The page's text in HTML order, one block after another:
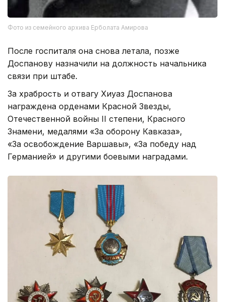
Фото из семейного архива Ерболата Амирова
После госпиталя она снова летала, позже
Доспанову назначили на должность начальника
связи при штабе.
За храбрость и отвагу Хиуаз Доспанова
награждена орденами Красной Звезды,
Отечественной войны II степени, Красного
Знамени, медалями «За оборону Кавказа»,
«За освобождение Варшавы», «За победу над
Германией» и другими боевыми наградами.